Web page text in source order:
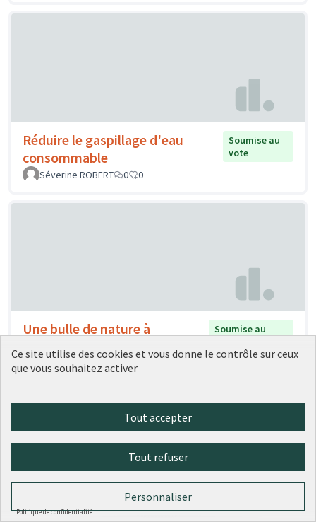
Réduire le gaspillage d'eau
consommable
Soumise au
vote
Séverine ROBERT
0 0
Une bulle de nature à
Bellecour
Soumise au
Laurie Martot
6 0
Refaire la place Bellecour
Ce site utilise des cookies et vous donne le contrôle sur ceux
que vous souhaitez activer
Tout accepter
Tout refuser
Personnaliser
Politique de confidentialité